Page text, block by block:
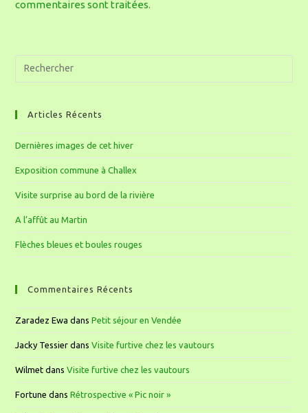
commentaires sont traitées.
Articles Récents
Dernières images de cet hiver
Exposition commune à Challex
Visite surprise au bord de la rivière
A l’affût au Martin
Flèches bleues et boules rouges
Commentaires Récents
Zaradez Ewa dansPetit séjour en Vendée
Jacky Tessier dansVisite furtive chez les vautours
Wilmet dansVisite furtive chez les vautours
Fortune dansRétrospective « Pic noir »